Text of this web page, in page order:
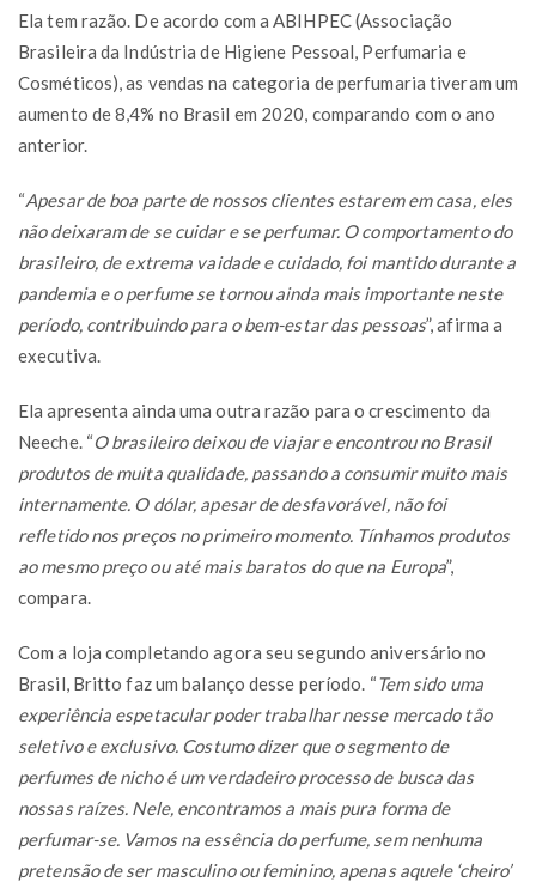
Ela tem razão. De acordo com a ABIHPEC (Associação
Brasileira da Indústria de Higiene Pessoal, Perfumaria e
Cosméticos), as vendas na categoria de perfumaria tiveram um
aumento de 8,4% no Brasil em 2020, comparando com o ano
anterior.
“Apesar de boa parte de nossos clientes estarem em casa, eles
não deixaram de se cuidar e se perfumar. O comportamento do
brasileiro, de extrema vaidade e cuidado, foi mantido durante a
pandemia e o perfume se tornou ainda mais importante neste
período, contribuindo para o bem-estar das pessoas”, afirma a
executiva.
Ela apresenta ainda uma outra razão para o crescimento da
Neeche. “O brasileiro deixou de viajar e encontrou no Brasil
produtos de muita qualidade, passando a consumir muito mais
internamente. O dólar, apesar de desfavorável, não foi
refletido nos preços no primeiro momento. Tínhamos produtos
ao mesmo preço ou até mais baratos do que na Europa”,
compara.
Com a loja completando agora seu segundo aniversário no
Brasil, Britto faz um balanço desse período. “Tem sido uma
experiência espetacular poder trabalhar nesse mercado tão
seletivo e exclusivo. Costumo dizer que o segmento de
perfumes de nicho é um verdadeiro processo de busca das
nossas raízes. Nele, encontramos a mais pura forma de
perfumar-se. Vamos na essência do perfume, sem nenhuma
pretensão de ser masculino ou feminino, apenas aquele ‘cheiro’